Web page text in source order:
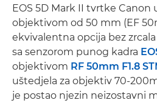
EOS 5D Mark II tvrtke Canon
objektivom od 50 mm (EF
ekvivalentna opcija bez
sa senzorom punog kadra
objektivom RF 50mm F1.8
uštedjela za objektiv 70-
je postao njezin neizostavni